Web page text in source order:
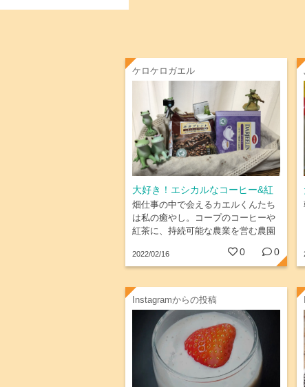
ケロケロガエル
大好き！エシカルなコーヒー&紅
茶
畑仕事の中で会えるカエルくんたち
は私の癒やし。コープのコーヒーや
紅茶に、持続可能な農業を営む農園
ンフォレスト・アライアンスのカエ
ルマークがついていて、買うたびに
2022/02/16 0 0
Instagramからの投稿